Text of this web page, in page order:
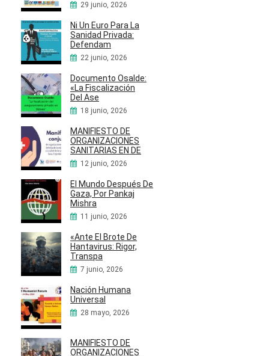
29 junio, 2026
Ni Un Euro Para La
Sanidad Privada:
Defendam
22 junio, 2026
Documento Osalde:
«La Fiscalización
Del Ase
18 junio, 2026
MANIFIESTO DE
ORGANIZACIONES
SANITARIAS EN DE
12 junio, 2026
El Mundo Después De
Gaza, Por Pankaj
Mishra
11 junio, 2026
«Ante El Brote De
Hantavirus: Rigor,
Transpa
7 junio, 2026
Nación Humana
Universal
28 mayo, 2026
MANIFIESTO DE
ORGANIZACIONES